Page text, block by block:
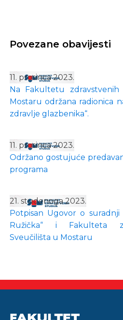
Povezane obavijesti
11. prosinca 2023.
Na Fakultetu
Mostaru održana radionica
zdravlje glazbenika“.
11. prosinca 2023.
Održano gostujuće
programa
21. studenoga 2023.
Potpisan Ugovor o suradnji
Ružička“ i Fakulteta
Sveučilišta u Mostaru